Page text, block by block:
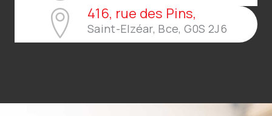
416, rue des Pins,
Saint-Elzéar, Bce, G0S 2J6